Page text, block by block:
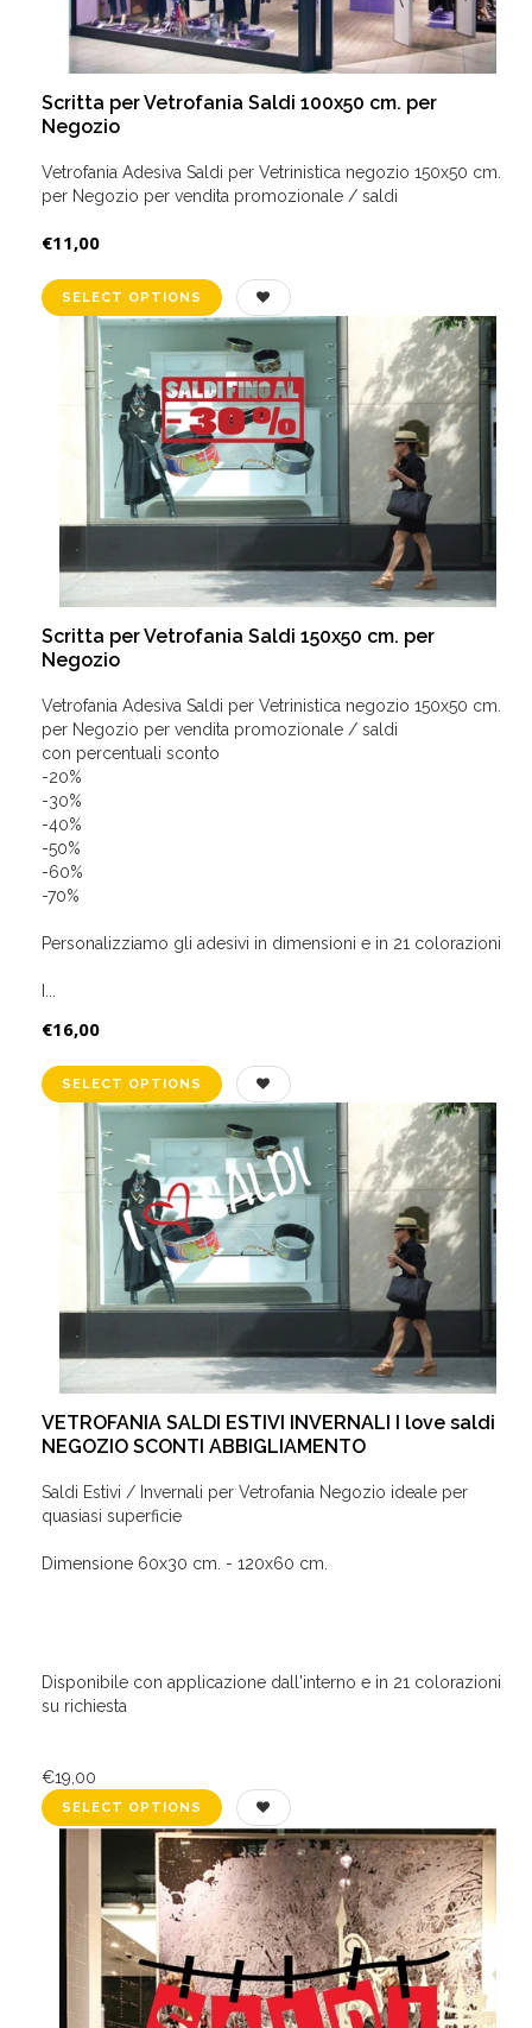
Scritta per Vetrofania Saldi 100x50 cm. per
Negozio
Vetrofania Adesiva Saldi per Vetrinistica negozio 150x50 cm.
per Negozio per vendita promozionale / saldi
€11,00
Scritta per Vetrofania Saldi 150x50 cm. per
Negozio
Vetrofania Adesiva Saldi per Vetrinistica negozio 150x50 cm.
per Negozio per vendita promozionale / saldi
con percentuali sconto
-20%
-30%
-40%
-50%
-60%
-70%
Personalizziamo gli adesivi in dimensioni e in 21 colorazioni
€16,00
VETROFANIA SALDI ESTIVI INVERNALI I love saldi
NEGOZIO SCONTI ABBIGLIAMENTO
Saldi Estivi / Invernali per Vetrofania Negozio ideale per
quasiasi superficie
Dimensione 60x30 cm. - 120x60 cm.
Disponibile con applicazione dall'interno e in 21 colorazioni
su richiesta
€19,00